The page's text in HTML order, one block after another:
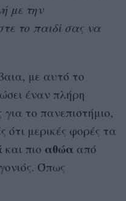
με την
το παιδί σας να
με αυτό το
έναν πλήρη
για το πανεπιστήμιο,
μερικές φορές τα
και πιο αθώα από
Όπως